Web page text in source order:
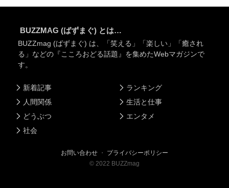
BUZZMAG (ばずまぐ) とは…
BUZZmag (ばずまぐ) は、「笑える」「楽しい」「癒され
る」などの『こころおどる話題』を集めたWebマガジンで
す。
新着記事
人間関係
どうぶつ
社会
ランキング
生活と仕事
エンタメ
お問い合わせ ・ プライバシーポリシー
© 2022 BUZZmag